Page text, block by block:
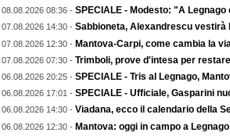
08.08.2026 08:36 - SPECIALE - Modesto: "A
07.08.2026 14:30 - Sabbioneta, Alexandrescu vestirà
07.08.2026 12:30 - Mantova-Carpi, come cambia la
07.08.2026 07:30 - Trimboli, prove d'intesa per
06.08.2026 20:25 - SPECIALE - Tris al Legnago,
06.08.2026 17:01 - SPECIALE - Ufficiale, Gasparini
06.08.2026 14:30 - Viadana, ecco il calendario della
06.08.2026 12:30 - Mantova: oggi in campo a